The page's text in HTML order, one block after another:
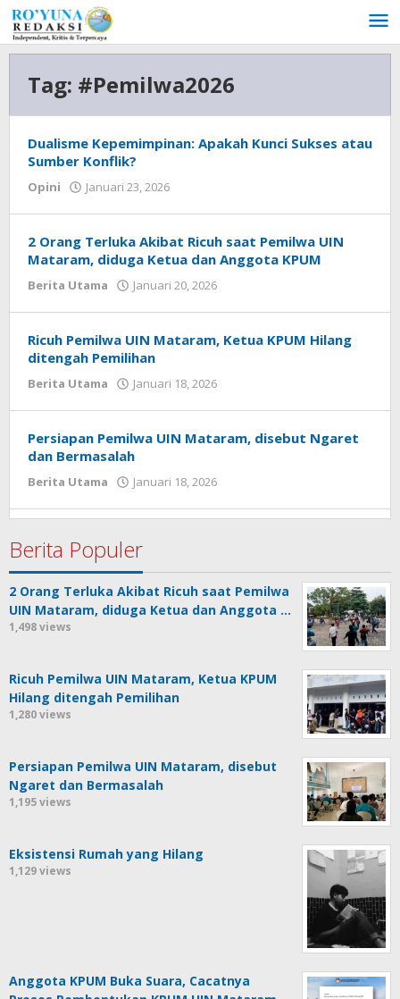
Lewati
ke
konten
Tag: #Pemilwa2026
Dualisme Kepemimpinan: Apakah Kunci Sukses atau
Sumber Konflik?
Opini Januari 23, 2026
2 Orang Terluka Akibat Ricuh saat Pemilwa UIN
Mataram, diduga Ketua dan Anggota KPUM
Berita Utama Januari 20, 2026
Ricuh Pemilwa UIN Mataram, Ketua KPUM Hilang
ditengah Pemilihan
Berita Utama Januari 18, 2026
Persiapan Pemilwa UIN Mataram, disebut Ngaret
dan Bermasalah
Berita Utama Januari 18, 2026
Berita Populer
2 Orang Terluka Akibat Ricuh saat Pemilwa
UIN Mataram, diduga Ketua dan Anggota …
1,498 views
Ricuh Pemilwa UIN Mataram, Ketua KPUM
Hilang ditengah Pemilihan
1,280 views
Persiapan Pemilwa UIN Mataram, disebut
Ngaret dan Bermasalah
1,195 views
Eksistensi Rumah yang Hilang
1,129 views
Anggota KPUM Buka Suara, Cacatnya